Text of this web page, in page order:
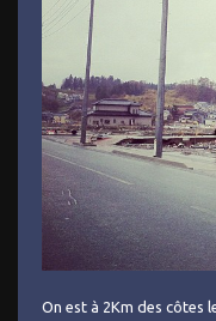
On est à 2Km des côtes